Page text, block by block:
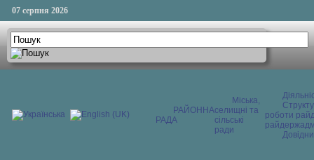
07 серпня 2026
РАЙОННА
РАДА
Міська,
селищні та
сільські
ради
роботи